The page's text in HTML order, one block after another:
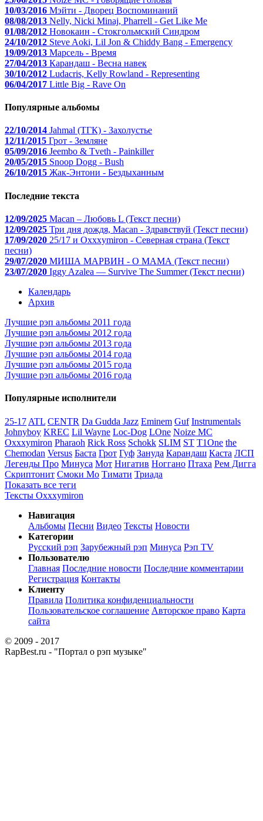
10/03/2016 Мэйти - Дворец Воспоминаний
08/08/2013 Nelly, Nicki Minaj, Pharrell - Get Like Me
01/08/2012 Новокаин - Стокгольмский Синдром
24/10/2012 Steve Aoki, Lil Jon & Chiddy Bang - Emergency
19/09/2013 Марсель - Время
27/04/2013 Карандаш - Весна навек
30/10/2012 Ludacris, Kelly Rowland - Representing
06/04/2017 Little Big - Rave On
Популярные альбомы
22/10/2014 Jahmal (ТГК) - Захолустье
12/11/2015 Грот - Земляне
05/09/2016 Jeembo & Tveth - Painkiller
20/05/2015 Snoop Dogg - Bush
26/10/2015 Жак-Энтони - Бездыханным
Последние текста
12/09/2025 Macan – Любовь L (Текст песни)
12/09/2025 Три дня дождя, Macan - Здравствуй (Текст песни)
17/09/2020 25/17 и Oxxxymiron - Северная страна (Текст
песни)
29/07/2020 МИША МАРВИН - О МАМА (Текст песни)
23/07/2020 Iggy Azalea — Survive The Summer (Текст песни)
Календарь
Архив
Лучшие рэп альбомы 2011 года
Лучшие рэп альбомы 2012 года
Лучшие рэп альбомы 2013 года
Лучшие рэп альбомы 2014 года
Лучшие рэп альбомы 2015 года
Лучшие рэп альбомы 2016 года
Популярные исполнители
25-17 ATL CENTR Da Gudda Jazz Eminem Guf Instrumentals
Johnyboy KREC Lil Wayne Loc-Dog LOne Noize MC
Oxxxymiron Pharaoh Rick Ross Schokk SLIM ST T1One the
Chemodan Versus Баста Грот Гуф Зануда Карандаш Каста ЛСП
Легенды Про Минуса Мот Нигатив Ноггано Птаха Рем Дигга
Скриптонит Смоки Мо Тимати Триада
Показать все теги
Тексты Oxxxymiron
Навигация
Альбомы Песни Видео Тексты Новости
Категории
Русский рэп Зарубежный рэп Минуса Рэп TV
Пользователю
Главная Последние новости Последние комментарии
Регистрация Контакты
Клиенту
Правила Политика конфиденциальности
Пользовательское соглашение Авторское право Карта
сайта
© 2009 - 2017
RapBest.ru - "Портал о рэп музыке"